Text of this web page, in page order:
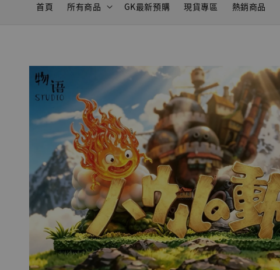
首頁 所有商品 GK最新預購 現貨專區 熱銷商品